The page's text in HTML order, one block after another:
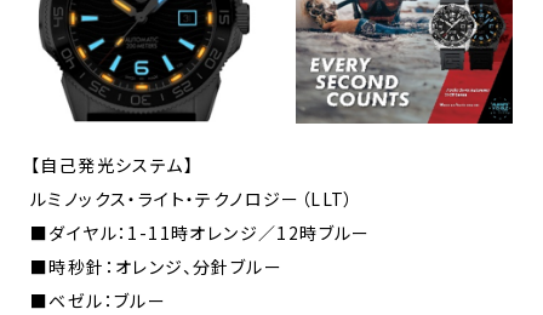
【自己発光システム】
ルミノックス・ライト・テクノロジー（LLT）
■ダイヤル：1-11時オレンジ／12時ブルー
■時秒針：オレンジ、分針ブルー
■ベゼル：ブルー